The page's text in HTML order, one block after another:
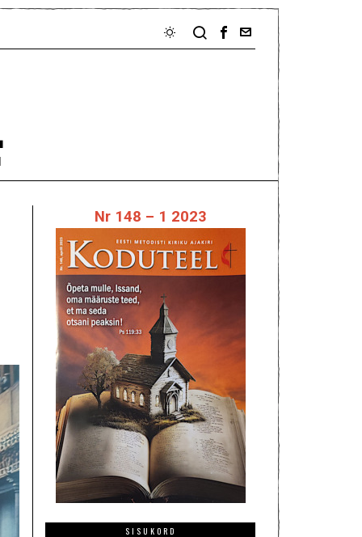
Nr 148 – 1 2023
SISUKORD